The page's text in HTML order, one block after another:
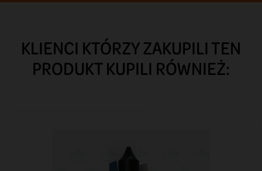
KLIENCI KTÓRZY ZAKUPILI TEN
PRODUKT KUPILI RÓWNIEŻ: